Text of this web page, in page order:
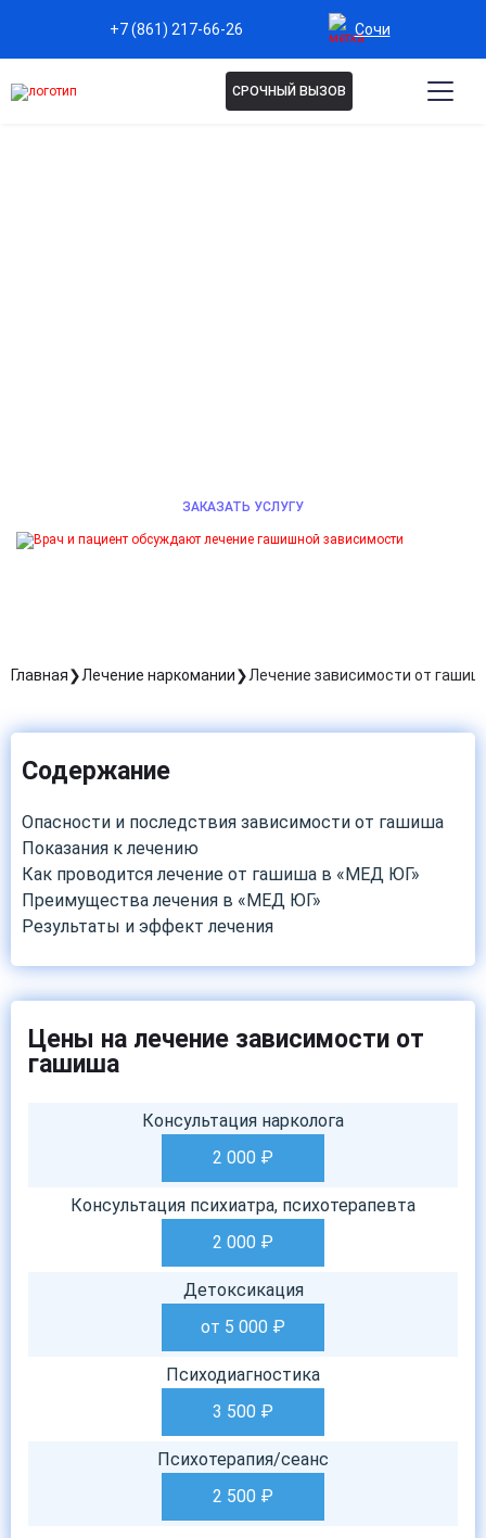
+7 (861) 217-66-26 Сочи
СРОЧНЫЙ ВЫЗОВ
ЗАКАЗАТЬ УСЛУГУ
Главная Лечение наркомании Лечение зависимости от
Содержание
Опасности и последствия зависимости от гашиша
Показания к лечению
Как проводится лечение от гашиша в «МЕД ЮГ»
Преимущества лечения в «МЕД ЮГ»
Результаты и эффект лечения
Цены на лечение зависимости от
гашиша
Консультация нарколога
2 000 ₽
Консультация психиатра, психотерапевта
2 000 ₽
Детоксикация
от 5 000 ₽
Психодиагностика
3 500 ₽
Психотерапия/сеанс
2 500 ₽